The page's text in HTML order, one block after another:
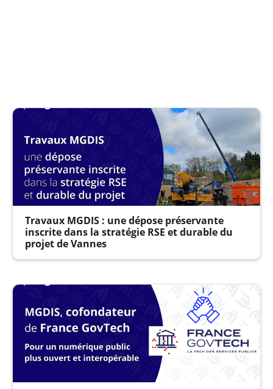
Travaux MGDIS : une dépose préservante
inscrite dans la stratégie RSE et durable du
projet de Vannes